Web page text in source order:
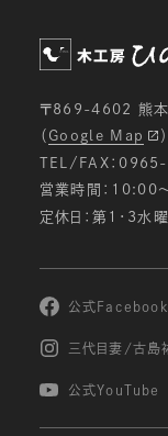
〒869-4602 熊
（ Google Map
）
TEL/FAX：
営業時間：10:00
定休日：第1・3水曜
公式Facebook
三代目妻/古島
公式YouTube